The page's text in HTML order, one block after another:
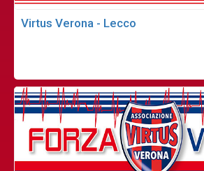
Virtus Verona - Lecco